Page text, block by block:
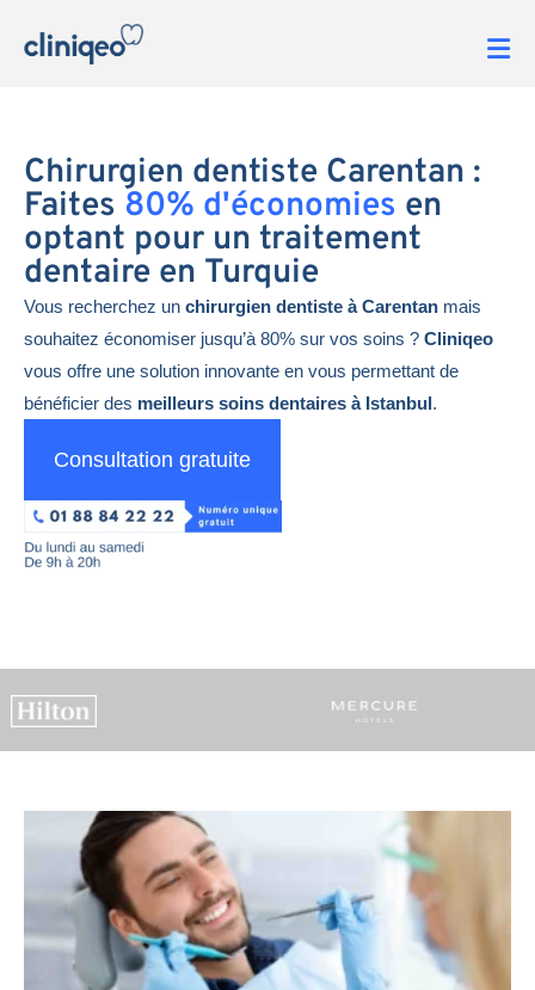
Chirurgien dentiste Carentan :
Faites 80% d'économies en
optant pour un traitement
dentaire en Turquie
Vous recherchez un chirurgien dentiste à Carentan mais
souhaitez économiser jusqu’à 80% sur vos soins ? Cliniqeo
vous offre une solution innovante en vous permettant de
bénéficier des meilleurs soins dentaires à Istanbul.
Consultation gratuite